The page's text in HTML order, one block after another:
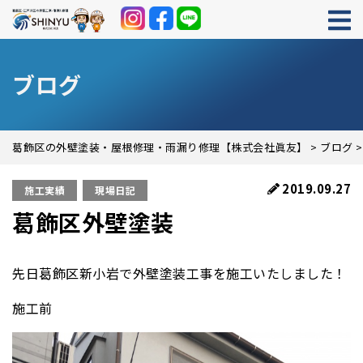
ブログ
葛飾区の外壁塗装・屋根修理・雨漏り修理【株式会社眞友】 > ブログ
施工実績 現場日記 2019.09.27
葛飾区外壁塗装
先日葛飾区新小岩で外壁塗装工事を施工いたしました！
施工前